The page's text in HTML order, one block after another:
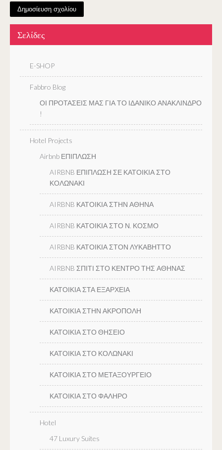
Σελίδες
E-SHOP
Fabbro Blog
ΟΙ ΠΡΟΤΑΣΕΙΣ ΜΑΣ ΓΙΑ ΤΟ ΙΔΑΝΙΚΟ ΑΝΑΚΛΙΝΔΡΟ
!
Hotel Projects
Airbnb ΕΠΙΠΛΩΣΗ
AIRBNB ΕΠΙΠΛΩΣΗ ΣΕ ΚΑΤΟΙΚΙΑ ΣΤΟ
ΚΟΛΩΝΑΚΙ
AIRBNB ΚΑΤΟΙΚΙΑ ΣΤΗΝ ΑΘΗΝΑ
AIRBNB ΚΑΤΟΙΚΙΑ ΣΤΟ Ν. ΚΟΣΜΟ
AIRBNB ΚΑΤΟΙΚΙΑ ΣΤΟΝ ΛΥΚΑΒΗΤΤΟ
AIRBNB ΣΠΙΤΙ ΣΤΟ ΚΕΝΤΡΟ ΤΗΣ ΑΘΗΝΑΣ
ΚΑΤΟΙΚΙΑ ΣΤΑ ΕΞΑΡΧΕΙΑ
ΚΑΤΟΙΚΙΑ ΣΤΗΝ ΑΚΡΟΠΟΛΗ
ΚΑΤΟΙΚΙΑ ΣΤΟ ΘΗΣΕΙΟ
ΚΑΤΟΙΚΙΑ ΣΤΟ ΚΟΛΩΝΑΚΙ
ΚΑΤΟΙΚΙΑ ΣΤΟ ΜΕΤΑΞΟΥΡΓΕΙΟ
ΚΑΤΟΙΚΙΑ ΣΤΟ ΦΑΛΗΡΟ
Hotel
47 Luxury Suites